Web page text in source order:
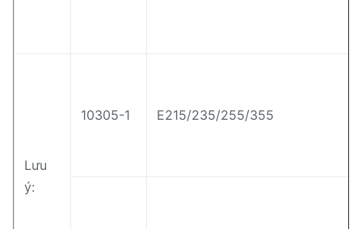
Lưu
ý:
10305-1 E215/235/255/355